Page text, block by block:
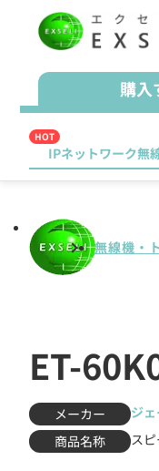
購入
HOT
IPネットワーク無
無線機・
ET-
メーカー
ジ
商品名称
ス